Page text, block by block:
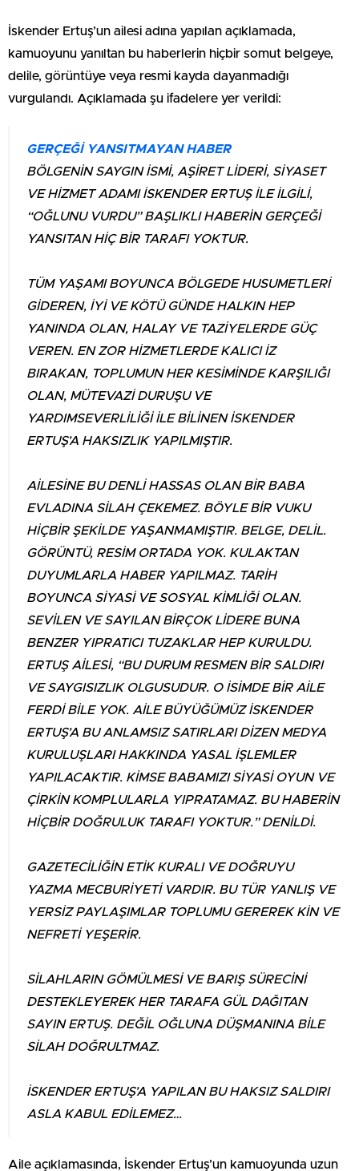
İskender Ertuş’un ailesi adına yapılan açıklamada,
kamuoyunu yanıltan bu haberlerin hiçbir somut belgeye,
delile, görüntüye veya resmi kayda dayanmadığı
vurgulandı. Açıklamada şu ifadelere yer verildi:
GERÇEĞİ YANSITMAYAN HABER
BÖLGENİN SAYGIN İSMİ, AŞİRET LİDERİ, SİYASET
VE HİZMET ADAMI İSKENDER ERTUŞ İLE İLGİLİ,
“OĞLUNU VURDU” BAŞLIKLI HABERİN GERÇEĞİ
YANSITAN HİÇ BİR TARAFI YOKTUR.
TÜM YAŞAMI BOYUNCA BÖLGEDE HUSUMETLERİ
GİDEREN, İYİ VE KÖTÜ GÜNDE HALKIN HEP
YANINDA OLAN, HALAY VE TAZİYELERDE GÜÇ
VEREN. EN ZOR HİZMETLERDE KALICI İZ
BIRAKAN, TOPLUMUN HER KESİMİNDE KARŞILIĞI
OLAN, MÜTEVAZİ DURUŞU VE
YARDIMSEVERLİLİĞİ İLE BİLİNEN İSKENDER
ERTUŞ’A HAKSIZLIK YAPILMIŞTIR.
AİLESİNE BU DENLİ HASSAS OLAN BİR BABA
EVLADINA SİLAH ÇEKEMEZ. BÖYLE BİR VUKU
HİÇBİR ŞEKİLDE YAŞANMAMIŞTIR. BELGE, DELİL.
GÖRÜNTÜ, RESİM ORTADA YOK. KULAKTAN
DUYUMLARLA HABER YAPILMAZ. TARİH
BOYUNCA SİYASİ VE SOSYAL KİMLİĞİ OLAN.
SEVİLEN VE SAYILAN BİRÇOK LİDERE BUNA
BENZER YIPRATICI TUZAKLAR HEP KURULDU.
ERTUŞ AİLESİ, “BU DURUM RESMEN BİR SALDIRI
VE SAYGISIZLIK OLGUSUDUR. O İSİMDE BİR AİLE
FERDİ BİLE YOK. AİLE BÜYÜĞÜMÜZ İSKENDER
ERTUŞ’A BU ANLAMSIZ SATIRLARI DİZEN MEDYA
KURULUŞLARI HAKKINDA YASAL İŞLEMLER
YAPILACAKTIR. KİMSE BABAMIZI SİYASİ OYUN VE
ÇİRKİN KOMPLULARLA YIPRATAMAZ. BU HABERİN
HİÇBİR DOĞRULUK TARAFI YOKTUR.” DENİLDİ.
GAZETECİLİĞİN ETİK KURALI VE DOĞRUYU
YAZMA MECBURİYETİ VARDIR. BU TÜR YANLIŞ VE
YERSİZ PAYLAŞIMLAR TOPLUMU GEREREK KİN VE
NEFRETİ YEŞERİR.
SİLAHLARIN GÖMÜLMESİ VE BARIŞ SÜRECİNİ
DESTEKLEYEREK HER TARAFA GÜL DAĞITAN
SAYIN ERTUŞ. DEĞİL OĞLUNA DÜŞMANINA BİLE
SİLAH DOĞRULTMAZ.
İSKENDER ERTUŞ’A YAPILAN BU HAKSIZ SALDIRI
ASLA KABUL EDİLEMEZ…
Aile açıklamasında, İskender Ertuş’un kamuoyunda uzun